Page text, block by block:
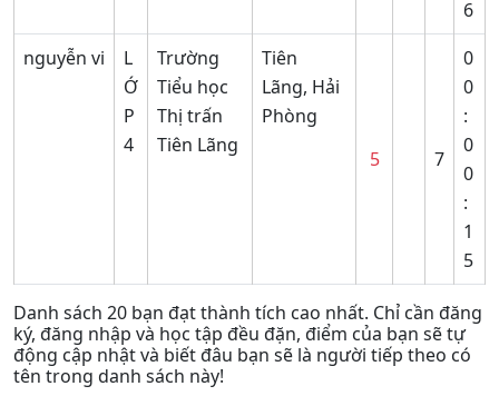
6
nguyễn vi
L
Ớ
P
4
Trường
Tiểu học
Thị trấn
Tiên Lãng
Tiên
Lãng, Hải
Phòng
5
7
0
0
:
0
0
:
1
5
Danh sách 20 bạn đạt thành tích cao nhất. Chỉ cần đăng
ký, đăng nhập và học tập đều đặn, điểm của bạn sẽ tự
động cập nhật và biết đâu bạn sẽ là người tiếp theo có
tên trong danh sách này!